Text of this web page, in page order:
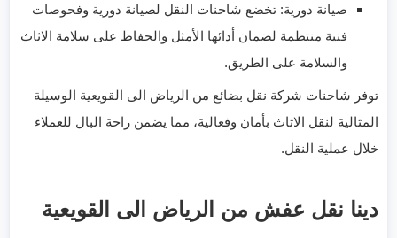
صيانة دورية: تخضع شاحنات النقل لصيانة دورية وفحوصات
فنية منتظمة لضمان أدائها الأمثل والحفاظ على سلامة الاثاث
والسلامة على الطريق.
توفر شاحنات شركة نقل بضائع من الرياض الى القويعية الوسيلة
المثالية لنقل الاثاث بأمان وفعالية، مما يضمن راحة البال للعملاء
خلال عملية النقل.
دينا نقل عفش من الرياض الى القويعية